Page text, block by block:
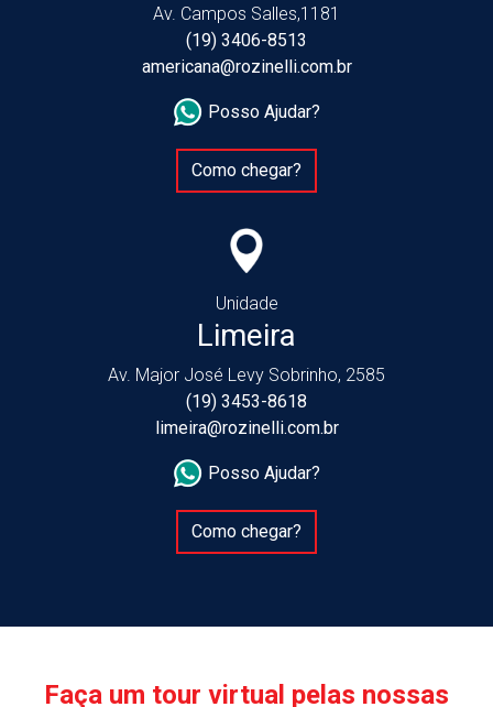
Av. Campos Salles,1181
(19) 3406-8513
americana@rozinelli.com.br
Posso Ajudar?
Como chegar?
Unidade
Limeira
Av. Major José Levy Sobrinho, 2585
(19) 3453-8618
limeira@rozinelli.com.br
Posso Ajudar?
Como chegar?
Faça um tour virtual pelas nossas